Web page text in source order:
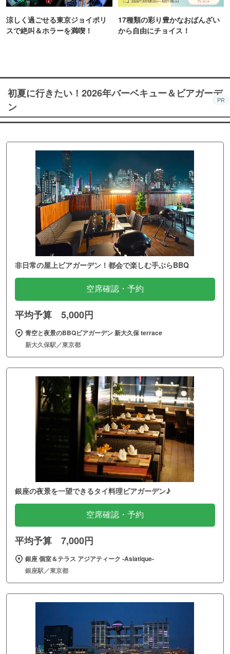
涼しく過ごせる東京ジョイポリ
スで絶叫＆ホラーを満喫！
17種類の彩り豊かなおばんざい
から自由にチョイス！
初夏に行きたい！2026年バーベキュー＆ビアガーデ
ン
PR
非日常の屋上ビアガーデン！都会で楽しむ手ぶらBBQ
空席確認・予約
平均予算 5,000円
青空と夜景のBBQビアガーデン 新大久保 terrace
新大久保駅／東京都
銀座の夜景を一望できるタイ料理ビアガーデン♪
空席確認・予約
平均予算 7,000円
銀座 個室＆テラス アジアティーク ‐Asiatique‐
銀座駅／東京都